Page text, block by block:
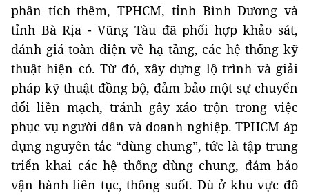
phân tích thêm, TPHCM, tỉnh Bình Dương và
tỉnh Bà Rịa - Vũng Tàu đã phối hợp khảo sát,
đánh giá toàn diện về hạ tầng, các hệ thống kỹ
thuật hiện có. Từ đó, xây dựng lộ trình và giải
pháp kỹ thuật đồng bộ, đảm bảo một sự chuyển
đổi liền mạch, tránh gây xáo trộn trong việc
phục vụ người dân và doanh nghiệp. TPHCM áp
dụng nguyên tắc “dùng chung”, tức là tập trung
triển khai các hệ thống dùng chung, đảm bảo
vận hành liên tục, thông suốt. Dù ở khu vực đô